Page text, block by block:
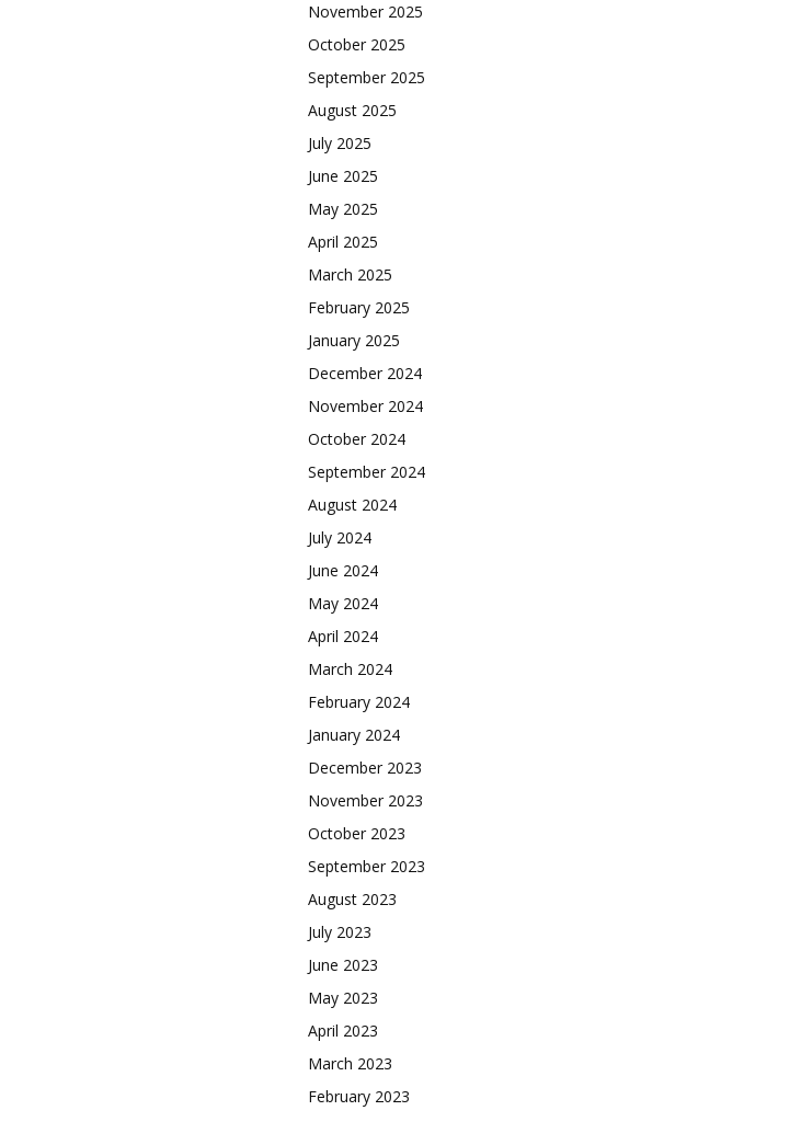
November 2025
October 2025
September 2025
August 2025
July 2025
June 2025
May 2025
April 2025
March 2025
February 2025
January 2025
December 2024
November 2024
October 2024
September 2024
August 2024
July 2024
June 2024
May 2024
April 2024
March 2024
February 2024
January 2024
December 2023
November 2023
October 2023
September 2023
August 2023
July 2023
June 2023
May 2023
April 2023
March 2023
February 2023